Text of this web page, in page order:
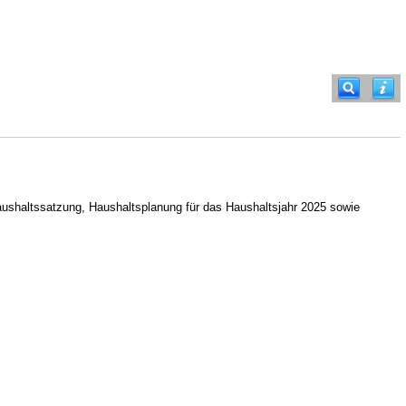
Haushaltsplanung für das Haushaltsjahr 2025 sowie